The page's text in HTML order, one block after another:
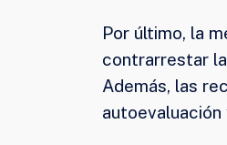
Por último, la
contrarrestar
Además, las